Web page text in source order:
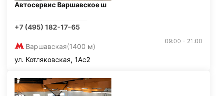
Автосервис Варшавское ш
+7 (495) 182-17-65
Варшавская(1400 м)
09:00 - 21:00
ул. Котляковская, 1Ас2